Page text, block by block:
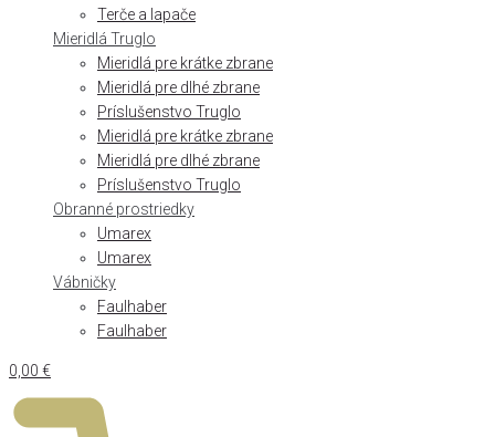
Terče a lapače
Mieridlá Truglo
Mieridlá pre krátke zbrane
Mieridlá pre dlhé zbrane
Príslušenstvo Truglo
Mieridlá pre krátke zbrane
Mieridlá pre dlhé zbrane
Príslušenstvo Truglo
Obranné prostriedky
Umarex
Umarex
Vábničky
Faulhaber
Faulhaber
0,00 €